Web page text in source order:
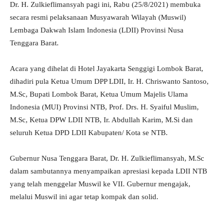
Dr. H. Zulkieflimansyah pagi ini, Rabu (25/8/2021) membuka
secara resmi pelaksanaan Musyawarah Wilayah (Muswil)
Lembaga Dakwah Islam Indonesia (LDII) Provinsi Nusa
Tenggara Barat.
Acara yang dihelat di Hotel Jayakarta Senggigi Lombok Barat,
dihadiri pula Ketua Umum DPP LDII, Ir. H. Chriswanto Santoso,
M.Sc, Bupati Lombok Barat, Ketua Umum Majelis Ulama
Indonesia (MUI) Provinsi NTB, Prof. Drs. H. Syaiful Muslim,
M.Sc, Ketua DPW LDII NTB, Ir. Abdullah Karim, M.Si dan
seluruh Ketua DPD LDII Kabupaten/ Kota se NTB.
Gubernur Nusa Tenggara Barat, Dr. H. Zulkieflimansyah, M.Sc
dalam sambutannya menyampaikan apresiasi kepada LDII NTB
yang telah menggelar Muswil ke VII. Gubernur mengajak,
melalui Muswil ini agar tetap kompak dan solid.